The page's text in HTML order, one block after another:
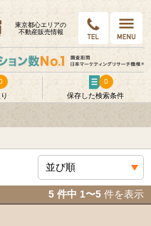
東京都⼼エリアの
不動産販売情報
保存した検索条件
0
5 件中 1〜5 件を表示